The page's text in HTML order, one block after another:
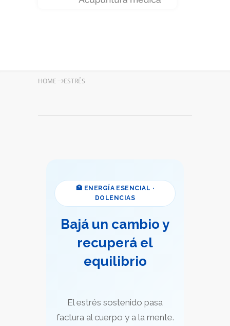
HOME ESTRÉS
🏥 ENERGÍA ESENCIAL ·
DOLENCIAS
Bajá un cambio y
recuperá el
equilibrio
El estrés sostenido pasa
factura al cuerpo y a la mente.